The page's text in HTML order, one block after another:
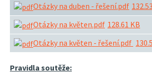
Otázky na duben - řešení.pdf
Otázky na květen.pdf 128.61 KB
Otázky na květen - řešení.pdf
Pravidla soutěže: